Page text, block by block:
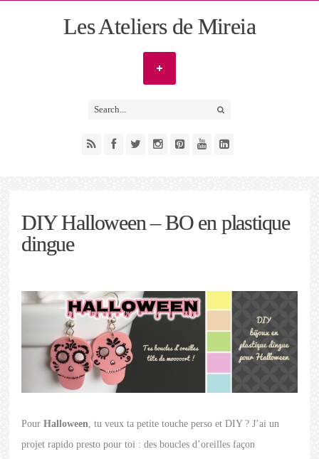
Les Ateliers de Mireia
DIY Halloween – BO en plastique
dingue
PourHalloween, tu veux ta petite touche perso et DIY ? J’ai un
projet rapido presto pour toi : des boucles d’oreilles façon